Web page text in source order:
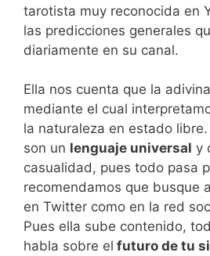
tarotista muy reconocida en
las predicciones generales
diariamente en su canal.
Ella nos cuenta que la
mediante el cual
la naturaleza en estado
son un lenguaje universal y
casualidad, pues todo pasa
recomendamos que busque
en Twitter como en la red
Pues ella sube contenido,
habla sobre el futuro de tu